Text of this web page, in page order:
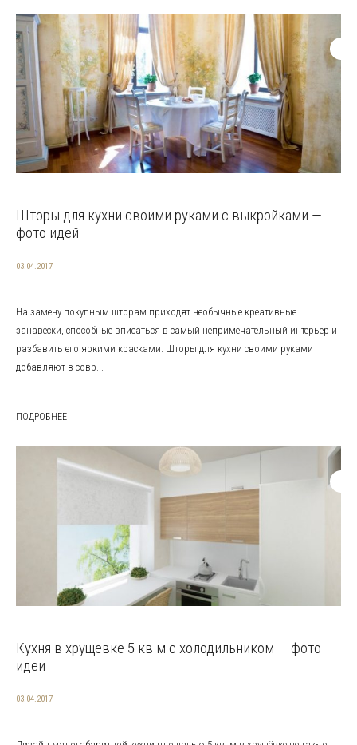
Шторы для кухни своими руками с выкройками —
фото идей
03.04.2017
На замену покупным шторам приходят необычные креативные
занавески, способные вписаться в самый непримечательный интерьер и
разбавить его яркими красками. Шторы для кухни своими руками
добавляют в совр...
ПОДРОБНЕЕ
Кухня в хрущевке 5 кв м с холодильником — фото
идеи
03.04.2017